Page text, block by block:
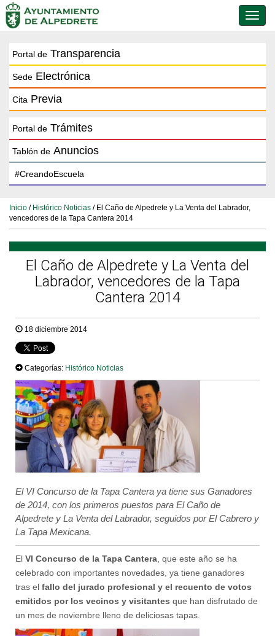
de
Portal de Transparencia
Sede Electrónica
Cita Previa
Portal de Trámites
Tablón de Anuncios
Inicio / Histórico Noticias / El Caño de Alpedrete y La Venta del Labrador,
vencedores de la Tapa Cantera 2014
El Caño de Alpedrete y La Venta del
Labrador, vencedores de la Tapa
Cantera 2014
18 diciembre 2014
Categorías: Histórico Noticias
El VI Concurso de la Tapa Cantera ya tiene sus Ganadores
de 2014, con los primeros puestos para El Caño de
Alpedrete y La Venta del Labrador, seguidos por El Cabrero y
La Tapa Mexicana.
El VI Concurso de la Tapa Cantera , que este año se ha
celebrado con importantes novedades, ya tiene ganadores
tras el fallo del jurado profesional y el recuento de votos
emitidos por los vecinos y visitantes que han disfrutado de
un mes de noviembre lleno de deliciosas tapas.